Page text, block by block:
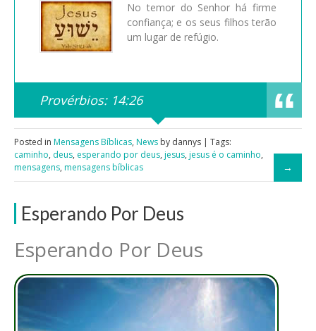
No temor do Senhor há firme
confiança; e os seus filhos terão
um lugar de refúgio.
Provérbios: 14:26
Posted in Mensagens Bíblicas, News by dannys | Tags:
caminho, deus, esperando por deus, jesus, jesus é o caminho,
mensagens, mensagens bíblicas
Esperando Por Deus
Esperando Por Deus